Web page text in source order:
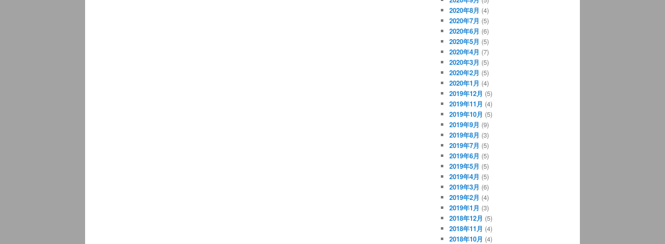
2020年8月 (4)
2020年7月 (5)
2020年6月 (6)
2020年5月 (5)
2020年4月 (7)
2020年3月 (5)
2020年2月 (5)
2020年1月 (4)
2019年12月 (5)
2019年11月 (4)
2019年10月 (5)
2019年9月 (9)
2019年8月 (3)
2019年7月 (5)
2019年6月 (5)
2019年5月 (5)
2019年4月 (5)
2019年3月 (6)
2019年2月 (4)
2019年1月 (3)
2018年12月 (5)
2018年11月 (4)
2018年10月 (4)